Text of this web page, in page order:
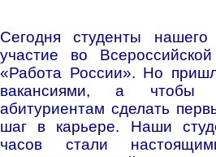
Сегодня студенты
участие во
«Работа России». Но
вакансиями, а чтобы
абитуриентам сделать
шаг в карьере. Наши
часов стали